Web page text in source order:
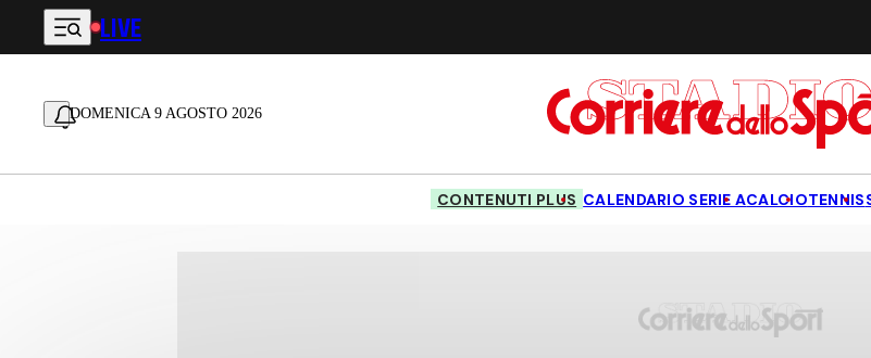
Vai al contenuto principale
LIVE
DOMENICA 9 AGOSTO 2026
CONTENUTI PLUS CALENDARIO SERIE ACALCIOTENNIS